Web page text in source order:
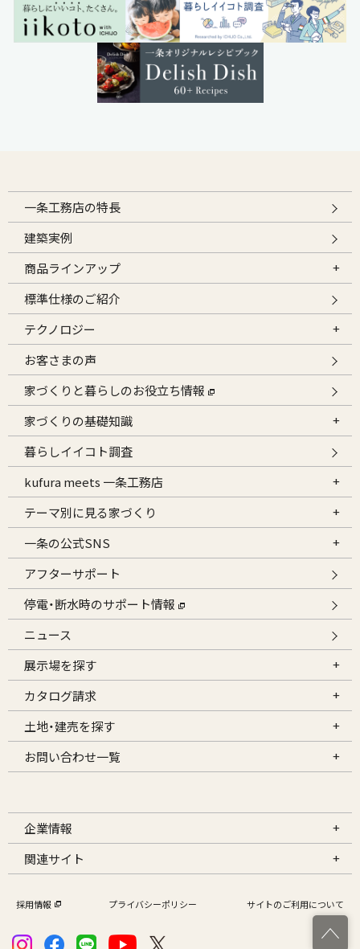
一条工務店の特長
建築実例
商品ラインアップ
標準仕様のご紹介
テクノロジー
お客さまの声
家づくりと暮らしのお役立ち情報
家づくりの基礎知識
暮らしイイコト調査
kufura meets 一条工務店
テーマ別に見る家づくり
一条の公式SNS
アフターサポート
停電・断水時のサポート情報
ニュース
展示場を探す
カタログ請求
土地・建売を探す
お問い合わせ一覧
企業情報
関連サイト
採用情報 プライバシーポリシー サイトのご利用について